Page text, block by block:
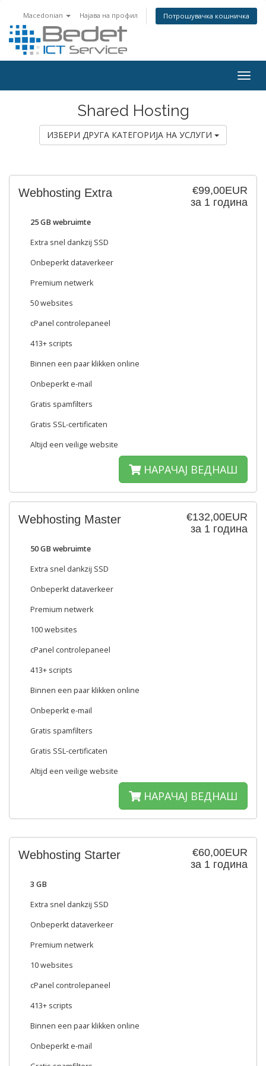
Macedonian Најава на профил Потрошувачка кошничка
Shared Hosting
ИЗБЕРИ ДРУГА КАТЕГОРИЈА НА УСЛУГИ
€99,00EUR
за 1 година
Webhosting Extra
25 GB webruimte
Extra snel dankzij SSD
Onbeperkt dataverkeer
Premium netwerk
50 websites
cPanel controlepaneel
413+ scripts
Binnen een paar klikken online
Onbeperkt e-mail
Gratis spamfilters
Gratis SSL-certificaten
Altijd een veilige website
НАРАЧАЈ ВЕДНАШ
€132,00EUR
за 1 година
Webhosting Master
50 GB webruimte
Extra snel dankzij SSD
Onbeperkt dataverkeer
Premium netwerk
100 websites
cPanel controlepaneel
413+ scripts
Binnen een paar klikken online
Onbeperkt e-mail
Gratis spamfilters
Gratis SSL-certificaten
Altijd een veilige website
НАРАЧАЈ ВЕДНАШ
€60,00EUR
за 1 година
Webhosting Starter
3 GB
Extra snel dankzij SSD
Onbeperkt dataverkeer
Premium netwerk
10 websites
cPanel controlepaneel
413+ scripts
Binnen een paar klikken online
Onbeperkt e-mail